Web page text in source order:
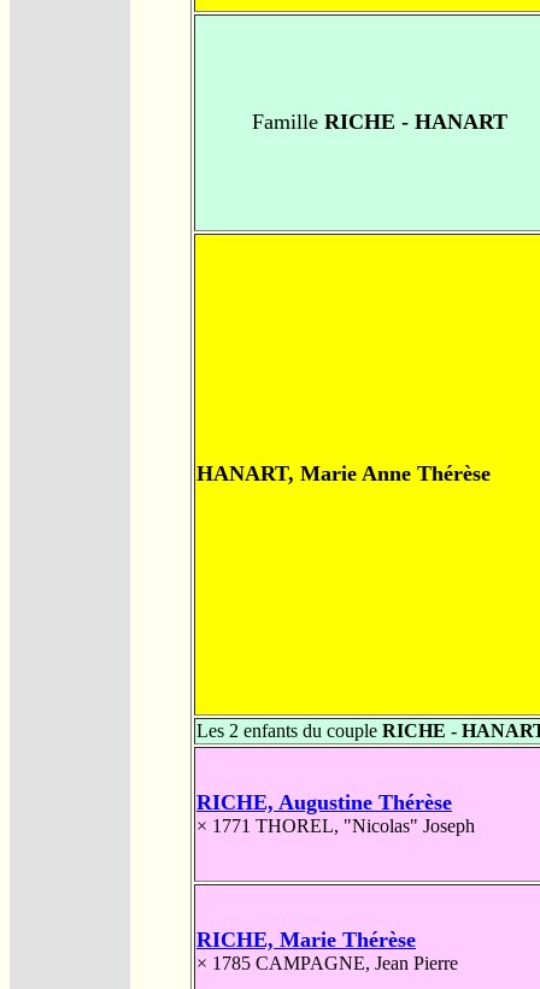
FamilleRICHE - HANART
HANART, Marie Anne Thérèse
Les 2 enfants du couple RICHE -
RICHE, Augustine Thérèse
× 1771 THOREL, "Nicolas" Joseph
RICHE, Marie Thérèse
× 1785 CAMPAGNE, Jean Pierre